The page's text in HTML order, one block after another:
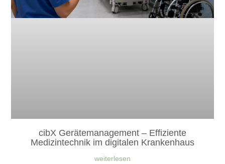
cibX Gerätemanagement – Effiziente
Medizintechnik im digitalen Krankenhaus
weiterlesen